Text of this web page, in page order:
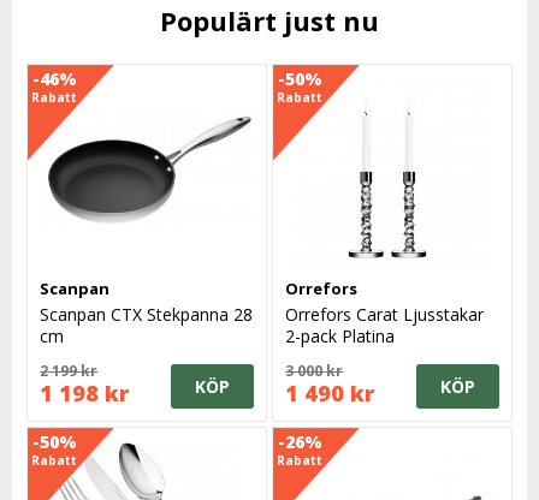
Populärt just nu
-46%
Rabatt
Scanpan
Scanpan CTX Stekpanna 28
cm
2 199 kr
1 198 kr KÖP
-50%
Rabatt
Orrefors
Orrefors Carat Ljusstakar
2-pack Platina
3 000 kr
1 490 kr KÖP
-50%
Rabatt
-26%
Rabatt